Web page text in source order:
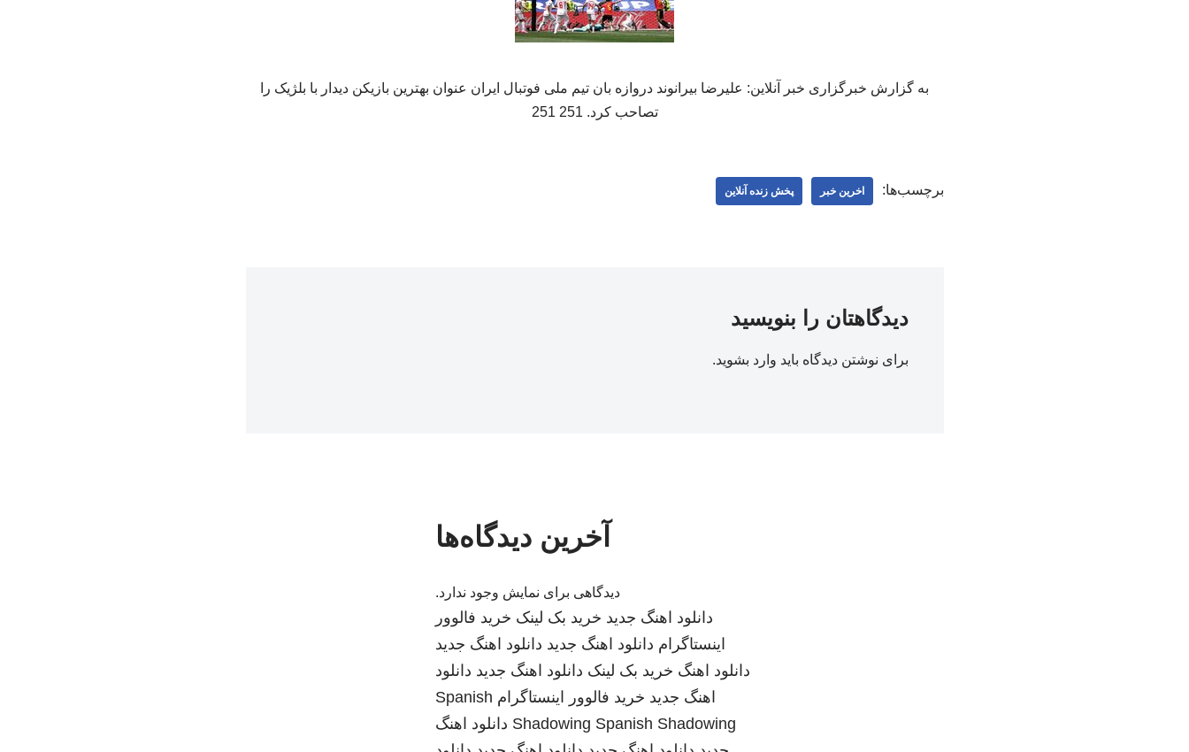
به گزارش خبرگزاری خبر آنلاین: علیرضا بیرانوند دروازه بان تیم ملی فوتبال ایران عنوان بهترین بازیکن دیدار با بلژیک را
تصاحب کرد. 251 251
برچسب‌ها: اخرین خبر پخش زنده آنلاین
دیدگاهتان را بنویسید
برای نوشتن دیدگاه باید وارد بشوید.
آخرین دیدگاه‌ها
دیدگاهی برای نمایش وجود ندارد.
دانلود اهنگ جدید خرید بک لینک خرید فالوور
اینستاگرام دانلود اهنگ جدید دانلود اهنگ جدید
دانلود اهنگ خرید بک لینک دانلود اهنگ جدید دانلود
اهنگ جدید خرید فالوور اینستاگرام Spanish
Shadowing Spanish Shadowing
دانلود اهنگ